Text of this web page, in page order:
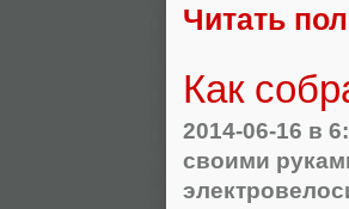
Читать
Как
2014-06-16 в
своими